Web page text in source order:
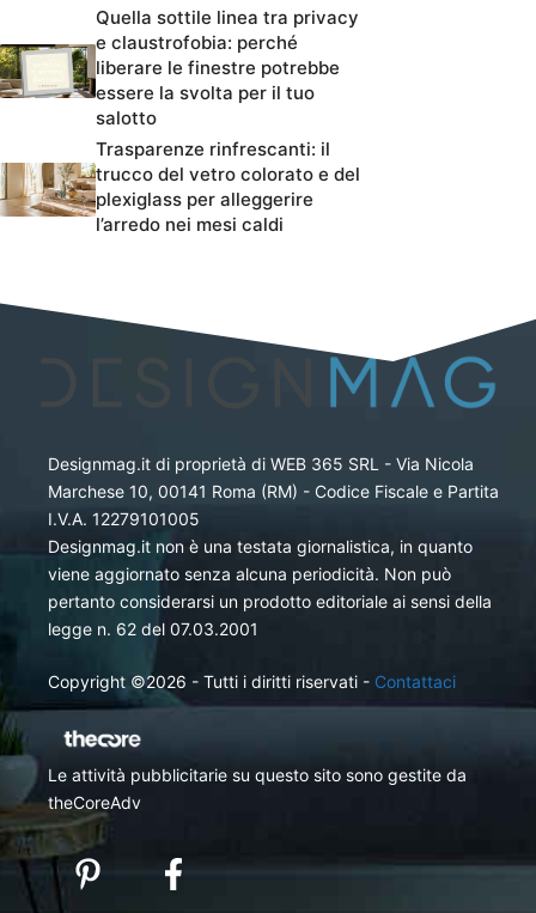
Quella sottile linea tra privacy
e claustrofobia: perché
liberare le finestre potrebbe
essere la svolta per il tuo
salotto
Trasparenze rinfrescanti: il
trucco del vetro colorato e del
plexiglass per alleggerire
l’arredo nei mesi caldi
Designmag.it di proprietà di WEB 365 SRL - Via Nicola
Marchese 10, 00141 Roma (RM) - Codice Fiscale e Partita
I.V.A. 12279101005
Designmag.it non è una testata giornalistica, in quanto
viene aggiornato senza alcuna periodicità. Non può
pertanto considerarsi un prodotto editoriale ai sensi della
legge n. 62 del 07.03.2001
Copyright ©2026 - Tutti i diritti riservati - Contattaci
Le attività pubblicitarie su questo sito sono gestite da
theCoreAdv